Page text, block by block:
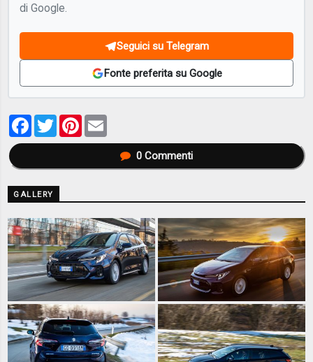
di Google.
Seguici su Telegram
Fonte preferita su Google
Facebook
TwitterPinterest
0Commenti
GALLERY